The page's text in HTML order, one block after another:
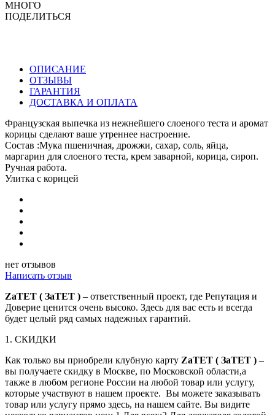
МНОГО
ПОДЕЛИТЬСЯ
ОПИСАНИЕ
ОТЗЫВЫ
ГАРАНТИЯ
ДОСТАВКА И ОПЛАТА
Французская выпечка из нежнейшего слоеного теста и аромат
корицы сделают ваше утреннее настроение.
Состав :Мука пшеничная, дрожжи, сахар, соль, яйца,
маргарин для слоеного теста, крем заварной, корица, сироп.
Ручная работа.
Улитка с корицей
нет отзывов
Написать отзыв
ZaTET ( ЗаТЕТ ) – ответственный проект, где Репутация и
Доверие ценится очень высоко. Здесь для вас есть и всегда
будет целый ряд самых надежных гарантий.
1. СКИДКИ
Как только вы приобрели клубную карту ZaTET ( ЗаТЕТ ) –
вы получаете скидку в Москве, по Московской области,а
также в любом регионе России на любой товар или услугу,
которые участвуют в нашем проекте. Вы можете заказывать
товар или услугу прямо здесь, на нашем сайте. Вы видите